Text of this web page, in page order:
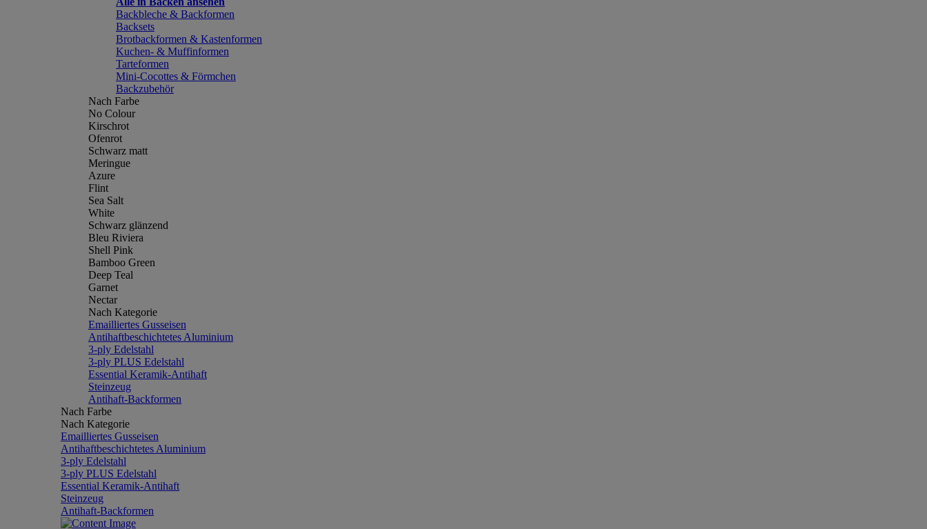
Backbleche & Backformen
Backsets
Brotbackformen & Kastenformen
Kuchen- & Muffinformen
Tarteformen
Mini-Cocottes & Förmchen
Backzubehör
Nach Farbe
No Colour
Kirschrot
Ofenrot
Schwarz matt
Meringue
Azure
Flint
Sea Salt
White
Schwarz glänzend
Bleu Riviera
Shell Pink
Bamboo Green
Deep Teal
Garnet
Nectar
Nach Kategorie
Emailliertes Gusseisen
Antihaftbeschichtetes Aluminium
3-ply Edelstahl
3-ply PLUS Edelstahl
Essential Keramik-Antihaft
Steinzeug
Antihaft-Backformen
Nach Farbe
Nach Kategorie
Emailliertes Gusseisen
Antihaftbeschichtetes Aluminium
3-ply Edelstahl
3-ply PLUS Edelstahl
Essential Keramik-Antihaft
Steinzeug
Antihaft-Backformen